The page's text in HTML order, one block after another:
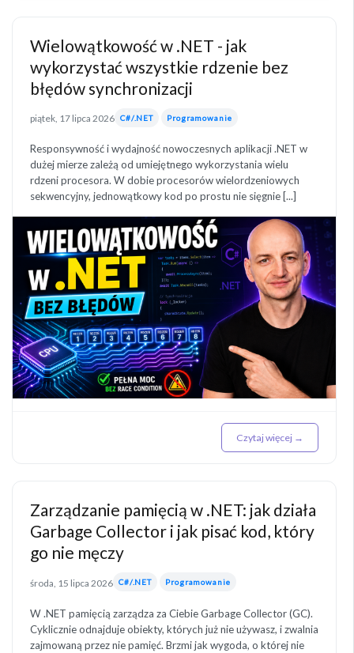
Wielowątkowość w .NET - jak
wykorzystać wszystkie rdzenie bez
błędów synchronizacji
piątek, 17 lipca 2026 C#/.NET Programowanie
Responsywność i wydajność nowoczesnych aplikacji .NET w
dużej mierze zależą od umiejętnego wykorzystania wielu
rdzeni procesora. W dobie procesorów wielordzeniowych
sekwencyjny, jednowątkowy kod po prostu nie sięgnie [...]
Czytaj więcej →
Zarządzanie pamięcią w .NET: jak działa
Garbage Collector i jak pisać kod, który
go nie męczy
środa, 15 lipca 2026 C#/.NET Programowanie
W .NET pamięcią zarządza za Ciebie Garbage Collector (GC).
Cyklicznie odnajduje obiekty, których już nie używasz, i zwalnia
zajmowaną przez nie pamięć. Brzmi jak wygoda, o której nie